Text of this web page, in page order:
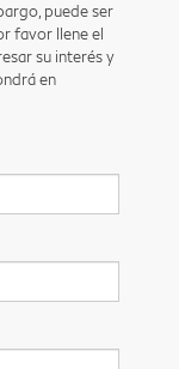
puede ser
favor llene el
su interés y
en